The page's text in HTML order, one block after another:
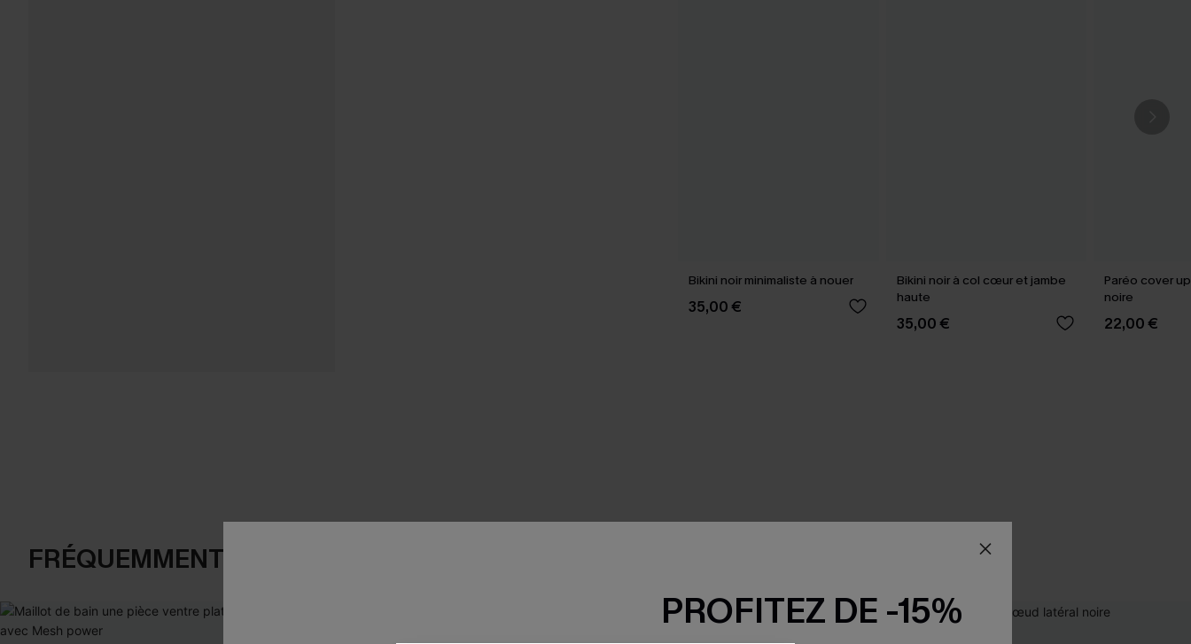
Bikini noir minimaliste à nouer
35,00 €
Bikini noir à col cœur et jambe
haute
35,00 €
Paréo cover
noire
22,00 €
FRÉQUEMMENT ACHETÉS ENSEMBLE
PROFITEZ DE -15%